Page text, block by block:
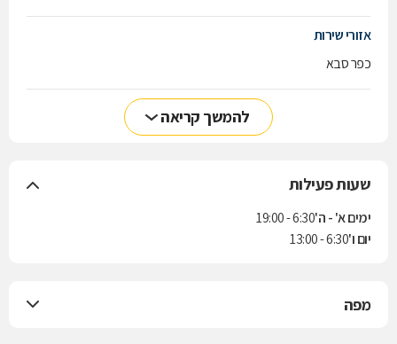
אזורי שירות
כפר סבא
להמשך קריאה
שעות פעילות
ימים א' - ה'6:30 - 19:00
יום ו'6:30 - 13:00
מפה